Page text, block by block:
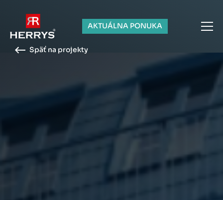
AKTUÁLNA PONUKA
Späť na projekty